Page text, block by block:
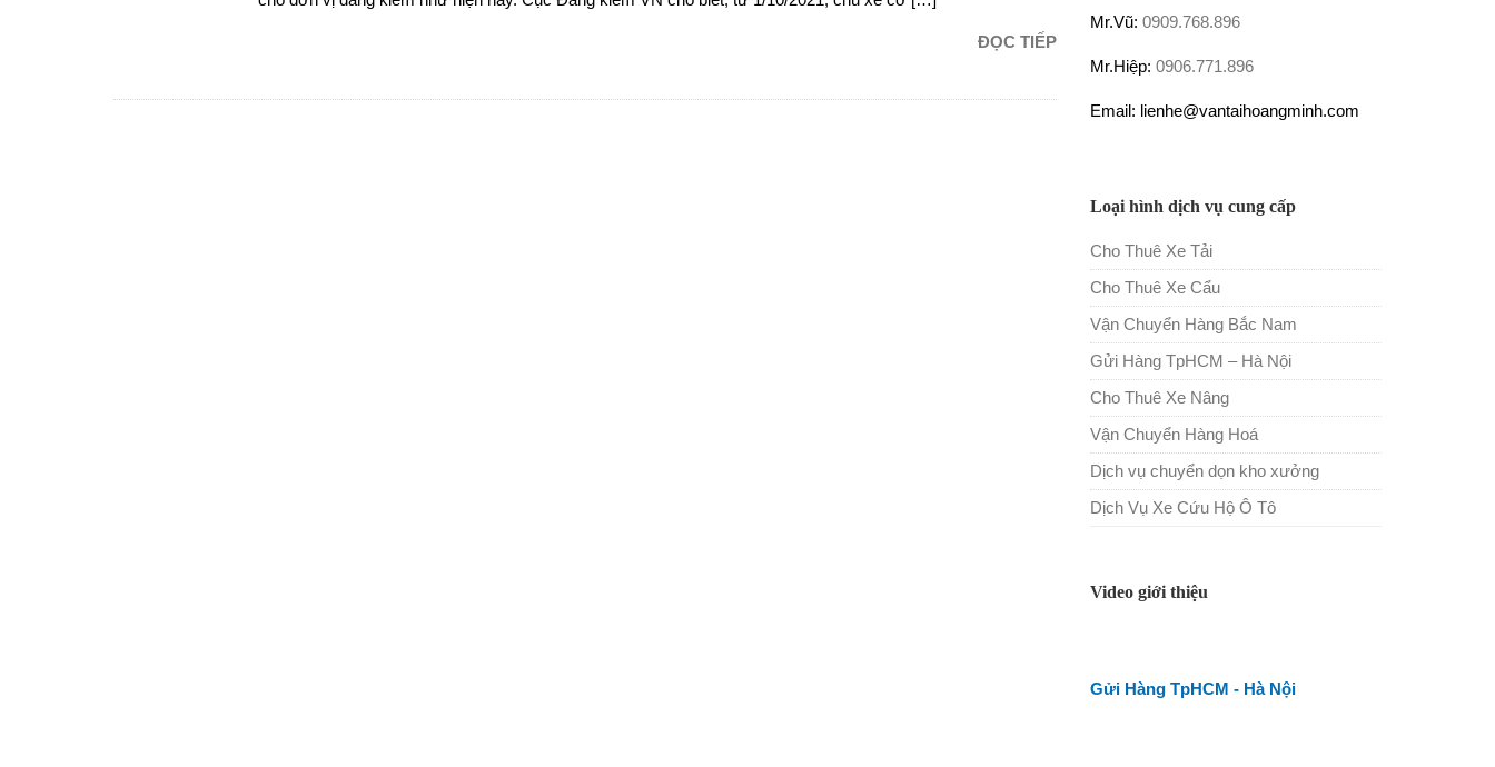
ĐỌC TIẾP
Mr.Vũ: 0909.768.896
Mr.Hiệp: 0906.771.896
Email: lienhe@vantaihoangminh.com
Loại hình dịch vụ cung cấp
Cho Thuê Xe Tải
Cho Thuê Xe Cẩu
Vận Chuyển Hàng Bắc Nam
Gửi Hàng TpHCM – Hà Nội
Cho Thuê Xe Nâng
Vận Chuyển Hàng Hoá
Dịch vụ chuyển dọn kho xưởng
Dịch Vụ Xe Cứu Hộ Ô Tô
Video giới thiệu
Gửi Hàng TpHCM - Hà Nội